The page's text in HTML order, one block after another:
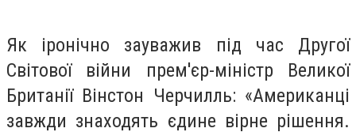
Як іронічно зауважив під час Другої
Світової війни прем'єр-міністр Великої
Британії Вінстон Черчилль: «Американці
завжди знаходять єдине вірне рішення.